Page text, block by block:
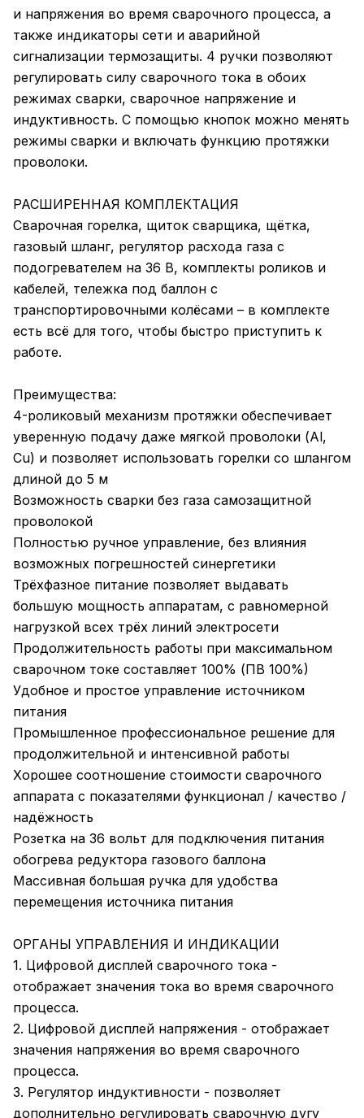
и напряжения во время сварочного процесса, а
также индикаторы сети и аварийной
сигнализации термозащиты. 4 ручки позволяют
регулировать силу сварочного тока в обоих
режимах сварки, сварочное напряжение и
индуктивность. С помощью кнопок можно менять
режимы сварки и включать функцию протяжки
проволоки.
РАСШИРЕННАЯ КОМПЛЕКТАЦИЯ
Сварочная горелка, щиток сварщика, щётка,
газовый шланг, регулятор расхода газа с
подогревателем на 36 В, комплекты роликов и
кабелей, тележка под баллон с
транспортировочными колёсами – в комплекте
есть всё для того, чтобы быстро приступить к
работе.
Преимущества:
4-роликовый механизм протяжки обеспечивает
уверенную подачу даже мягкой проволоки (Al,
Cu) и позволяет использовать горелки со шлангом
длиной до 5 м
Возможность сварки без газа самозащитной
проволокой
Полностью ручное управление, без влияния
возможных погрешностей синергетики
Трёхфазное питание позволяет выдавать
большую мощность аппаратам, с равномерной
нагрузкой всех трёх линий электросети
Продолжительность работы при максимальном
сварочном токе составляет 100% (ПВ 100%)
Удобное и простое управление источником
питания
Промышленное профессиональное решение для
продолжительной и интенсивной работы
Хорошее соотношение стоимости сварочного
аппарата с показателями функционал / качество /
надёжность
Розетка на 36 вольт для подключения питания
обогрева редуктора газового баллона
Массивная большая ручка для удобства
перемещения источника питания
ОРГАНЫ УПРАВЛЕНИЯ И ИНДИКАЦИИ
1. Цифровой дисплей сварочного тока -
отображает значения тока во время сварочного
процесса.
2. Цифровой дисплей напряжения - отображает
значения напряжения во время сварочного
процесса.
3. Регулятор индуктивности - позволяет
дополнительно регулировать сварочную дугу